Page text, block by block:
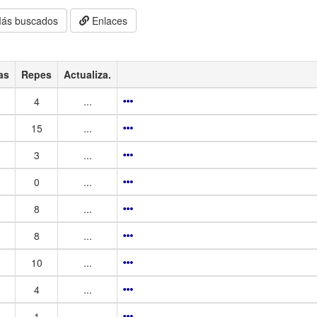
buscados Enlaces
Repes Actualiza.
4
...
15
...
3
...
0
...
8
...
8
...
10
...
4
...